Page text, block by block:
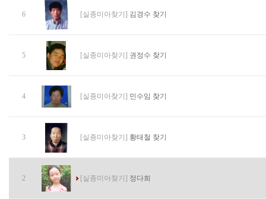
6 [실종미아찾기] 김경수 찾기
5 [실종미아찾기] 권정수 찾기
4 [실종미아찾기] 민수임 찾기
3 [실종미아찾기] 황태철 찾기
2 [실종미아찾기] 정다희